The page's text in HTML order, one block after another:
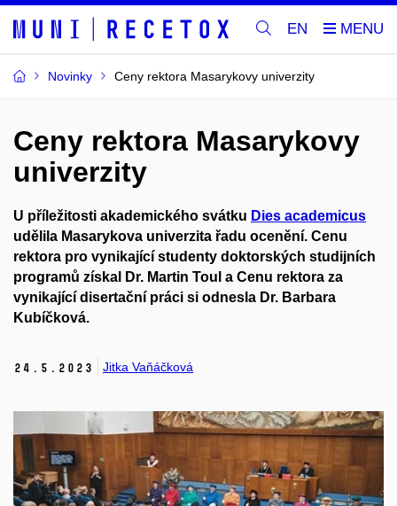
EN
Novinky Ceny rektora Masarykovy univerzity
Ceny rektora Masarykovy
univerzity
U příležitosti akademického svátku Dies academicus
udělila Masarykova univerzita řadu ocenění. Cenu
rektora pro vynikající studenty doktorských studijních
programů získal Dr. Martin Toul a Cenu rektora za
vynikající disertační práci si odnesla Dr. Barbara
Kubíčková.
24. 5. 2023 Jitka Vaňáčková